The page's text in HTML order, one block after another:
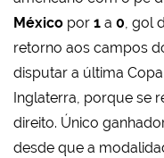
México por 1 a 0, gol
retorno aos campos
disputar a última
Inglaterra, porque se
direito. Único
desde que a